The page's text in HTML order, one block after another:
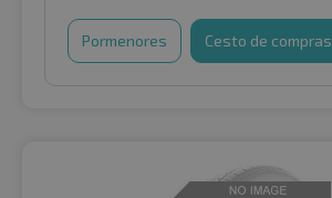
Pormenores Cesto de compras